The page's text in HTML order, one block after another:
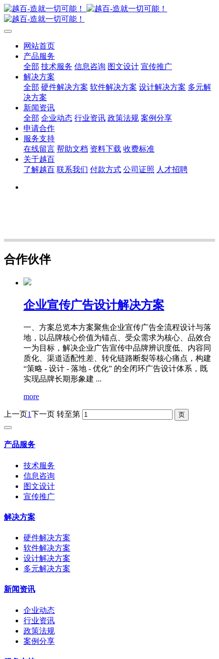
网站首页
产品服务
全部 技术服务 信息咨询 图文设计 宣传推广
解决方案
全部 硬件解决方案 软件解决方案 设计解决方案 多元解
决方案
新闻资讯
全部 企业动态 行业资讯 政策法规 案例分享
申请合作
服务支持
在线留言 帮助文档 资料下载 收费标准
关于越百
了解越百 联系我们 付款方式 公司证照 人才招聘
合作伙伴
企业宣传广告设计解决方案
一、方案总览本方案聚焦企业宣传广告全流程设计与落
地，以品牌核心价值为锚点、受众需求为核心、品效合
一为目标，解决企业广告宣传中品牌辨识度低、内容同
质化、渠道适配性差、转化链路断裂等核心痛点，构建
“策略 - 设计 - 落地 - 优化” 的全闭环广告设计体系，既
实现品牌长期形象建 ...
more
上一页1下一页 转至第
产品服务
技术服务
信息咨询
图文设计
宣传推广
解决方案
硬件解决方案
软件解决方案
设计解决方案
多元解决方案
新闻资讯
企业动态
行业资讯
政策法规
案例分享